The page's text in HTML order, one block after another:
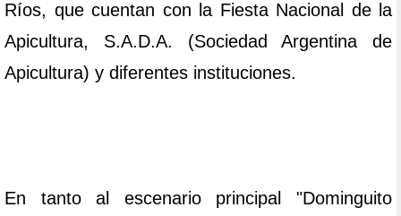
Ríos, que cuentan con la Fiesta Nacional de la
Apicultura, S.A.D.A. (Sociedad Argentina de
Apicultura) y diferentes instituciones.
En tanto al escenario principal "Dominguito